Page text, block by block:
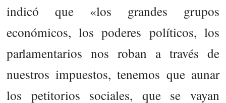
indicó que «los grandes grupos
económicos, los poderes políticos, los
parlamentarios nos roban a través de
nuestros impuestos, tenemos que aunar
los petitorios sociales, que se vayan